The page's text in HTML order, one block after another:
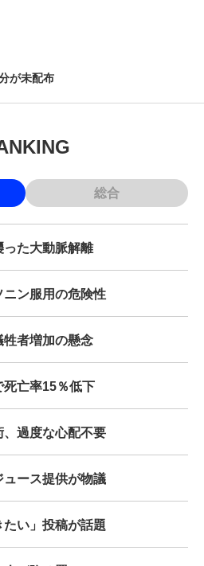
が未配布
総合
た大動脈解離
ン服用の危険性
牲者増加の懸念
亡率15％低下
過度な心配不要
ース提供が物議
い」投稿が話題